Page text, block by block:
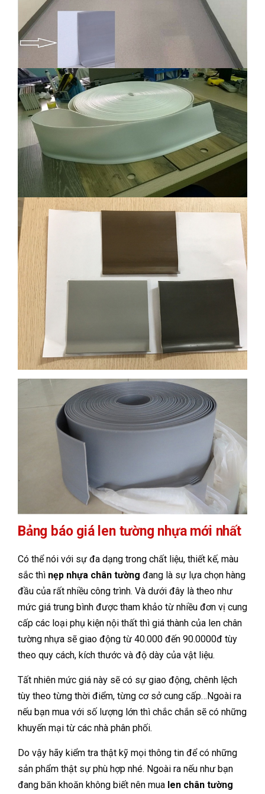
Bảng báo giá len tường nhựa mới nhất
Có thể nói với sự đa dạng trong chất liệu, thiết kế, màu
sắc thì nẹp nhựa chân tường đang là sự lựa chọn hàng
đầu của rất nhiều công trình. Và dưới đây là theo như
mức giá trung bình được tham khảo từ nhiều đơn vị cung
cấp các loại phụ kiện nội thất thì giá thành của len chân
tường nhựa sẽ giao động từ 40.000 đến 90.0000đ tùy
theo quy cách, kích thước và độ dày của vật liệu.
Tất nhiên mức giá này sẽ có sự giao động, chênh lệch
tùy theo từng thời điểm, từng cơ sở cung cấp…Ngoài ra
nếu bạn mua với số lượng lớn thì chắc chắn sẽ có những
khuyến mại từ các nhà phân phối.
Do vậy hãy kiểm tra thật kỹ mọi thông tin để có những
sản phẩm thật sự phù hợp nhé. Ngoài ra nếu như bạn
đang băn khoăn không biết nên mua len chân tường